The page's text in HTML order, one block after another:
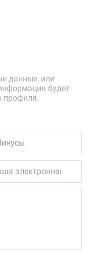
данные, или
будет
профиля.